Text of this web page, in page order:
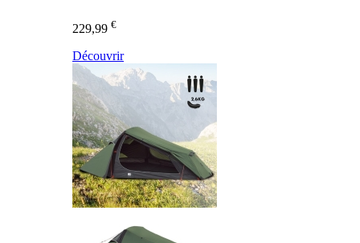
229,99 €
Découvrir